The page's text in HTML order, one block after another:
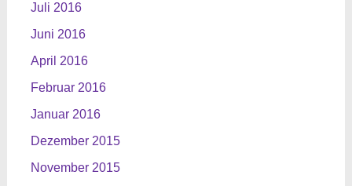
Juli 2016
Juni 2016
April 2016
Februar 2016
Januar 2016
Dezember 2015
November 2015